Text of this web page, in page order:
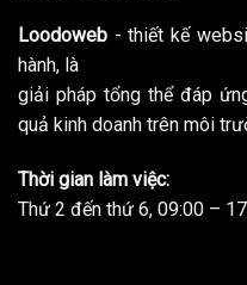
Loodoweb - thiết kế
hành, là
giải pháp tổng thể đáp
quả kinh doanh trên môi
Thời gian làm việc:
Thứ 2 đến thứ 6, 09:00 –